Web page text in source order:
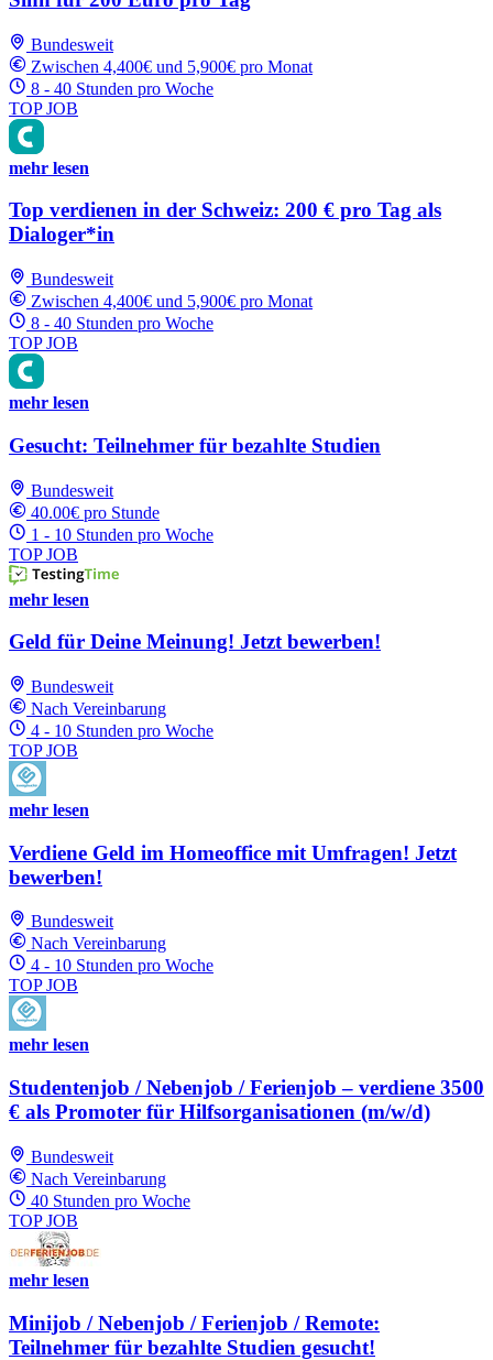
Bundesweit
Zwischen 4,400€ und 5,900€ pro Monat
8 - 40 Stunden pro Woche
TOP JOB
mehr lesen
Top verdienen in der Schweiz: 200 € pro Tag als
Dialoger*in
Bundesweit
Zwischen 4,400€ und 5,900€ pro Monat
8 - 40 Stunden pro Woche
TOP JOB
mehr lesen
Gesucht: Teilnehmer für bezahlte Studien
Bundesweit
40.00€ pro Stunde
1 - 10 Stunden pro Woche
TOP JOB
mehr lesen
Geld für Deine Meinung! Jetzt bewerben!
Bundesweit
Nach Vereinbarung
4 - 10 Stunden pro Woche
TOP JOB
mehr lesen
Verdiene Geld im Homeoffice mit Umfragen! Jetzt
bewerben!
Bundesweit
Nach Vereinbarung
4 - 10 Stunden pro Woche
TOP JOB
mehr lesen
Studentenjob / Nebenjob / Ferienjob – verdiene 3500
€ als Promoter für Hilfsorganisationen (m/w/d)
Bundesweit
Nach Vereinbarung
40 Stunden pro Woche
TOP JOB
mehr lesen
Minijob / Nebenjob / Ferienjob / Remote:
Teilnehmer für bezahlte Studien gesucht!